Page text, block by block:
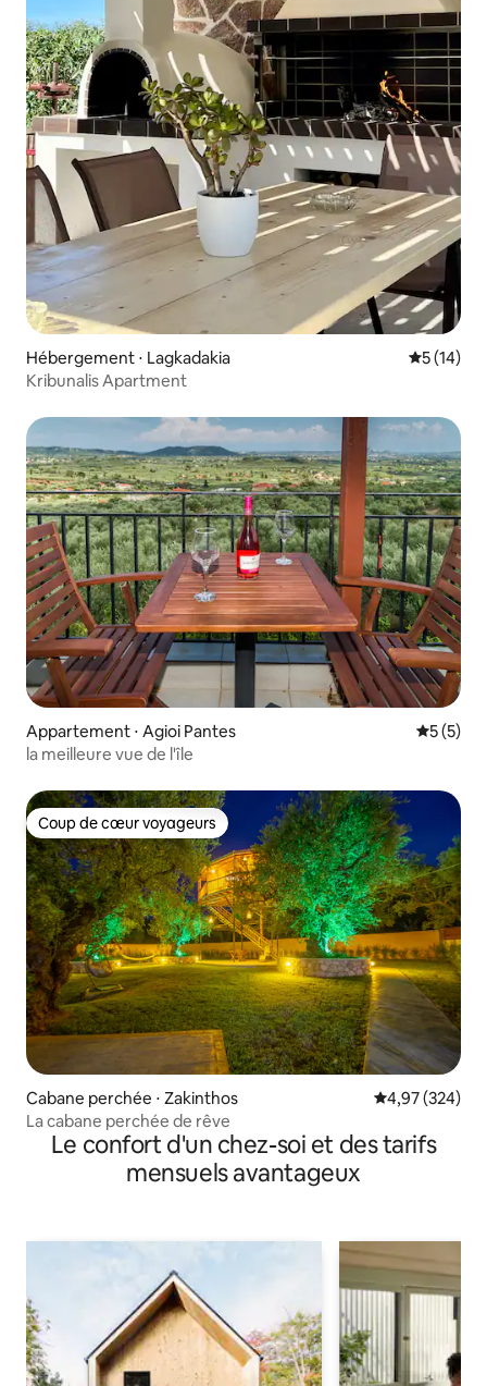
Hébergement ⋅ Lagkadakia
5 (14)
Kribunalis Apartment
Appartement ⋅ Agioi Pantes
5 (5)
la meilleure vue de l'île
Coup de cœur voyageurs
Coup de cœur voyageurs
Cabane perchée ⋅ Zakinthos Évaluation
4,97 (324)
La cabane perchée de rêve
Le confort d'un chez-soi et des tarifs
mensuels avantageux